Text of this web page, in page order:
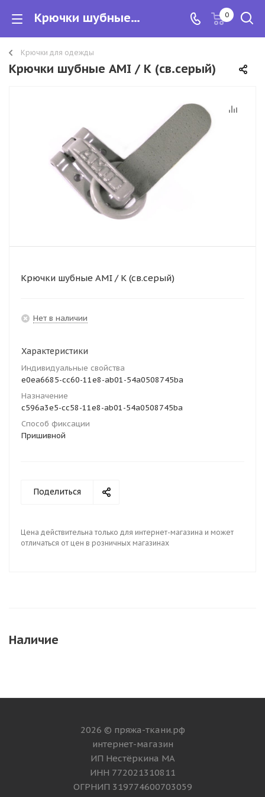
Крючки шубные AMI / К (св.серый) 0
Крючки для одежды
Крючки шубные AMI / К (св.серый)
Крючки шубные AMI / К (св.серый)
Нет в наличии
Характеристики
Индивидуальные свойства
e0ea6685-cc60-11e8-ab01-54a0508745ba
Назначение
c596a3e5-cc58-11e8-ab01-54a0508745ba
Способ фиксации
Пришивной
Поделиться
Цена действительна только для интернет-магазина и может
отличаться от цен в розничных магазинах
Наличие
2026 © пряжа-ткани.рф
интернет-магазин
ИП Нестёркина МА
ИНН 772021310811
ОГРНИП 319774600703059